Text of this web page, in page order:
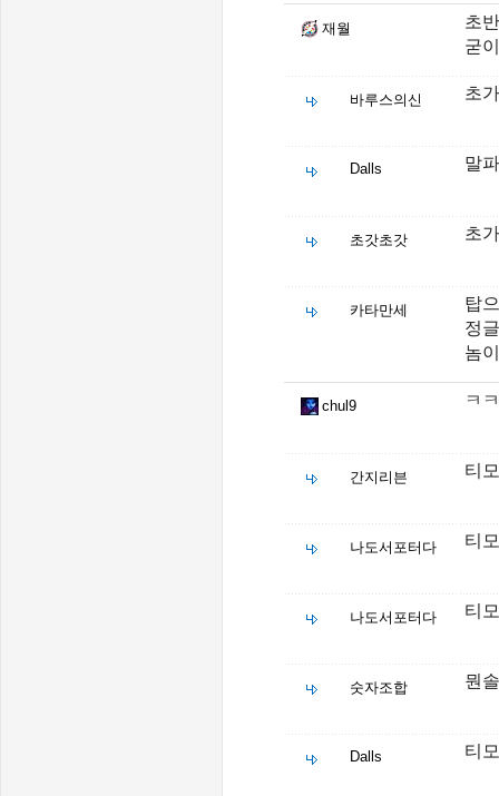
재월
초
굳
바루스의신 초
Dalls 말
초갓초갓 초
카타만세
탑
정
놈
chul9 ㅋ
간지리븐 티
나도서포터다 티
나도서포터다 티
숫자조합 뭔
Dalls 티